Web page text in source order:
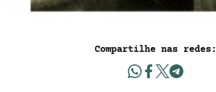
Compartilhe nas redes: